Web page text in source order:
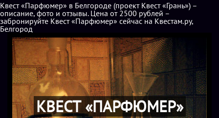
Квест «Парфюмер» в Белгороде (проект Квест «Грань») –
описание, фото и отзывы. Цена от 2500 рублей –
забронируйте Квест «Парфюмер» сейчас на Квестам.ру,
Белгород
КВЕСТ «ПАРФЮМЕР»